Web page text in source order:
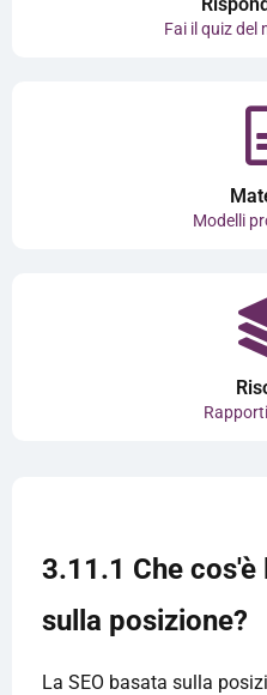
Fai il quiz del
Modelli
3.11.1 Che cos'è
sulla posizione?
La SEO basata sulla